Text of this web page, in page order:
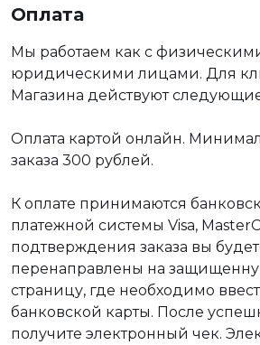
Оплата
Мы работаем как с
юридическими лицами. Для
Магазина действуют
Оплата картой онлайн.
заказа 300 рублей.
К оплате принимаются
платежной системы Visa,
подтверждения заказа вы
перенаправлены на
страницу, где необходимо
банковской карты. После
получите электронный чек.